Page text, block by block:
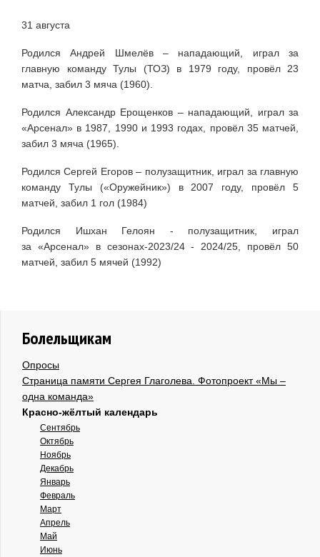
31 августа
Родился Андрей Шмелёв – нападающий, играл за
главную команду Тулы (ТОЗ) в 1979 году, провёл 23
матча, забил 3 мяча (1960).
Родился Александр Ерощенков – нападающий, играл за
«Арсенал» в 1987, 1990 и 1993 годах, провёл 35 матчей,
забил 3 мяча (1965).
Родился Сергей Егоров – полузащитник, играл за главную
команду Тулы («Оружейник») в 2007 году, провёл 5
матчей, забил 1 гол (1984)
Родился Ишхан Гелоян - полузащитник, играл
за «Арсенал» в сезонах-2023/24 - 2024/25, провёл 50
матчей, забил 5 мячей (1992)
Болельщикам
Опросы
Страница памяти Сергея Глаголева. Фотопроект «Мы –
одна команда»
Красно-жёлтый календарь
Сентябрь
Октябрь
Ноябрь
Декабрь
Январь
Февраль
Март
Апрель
Май
Июнь